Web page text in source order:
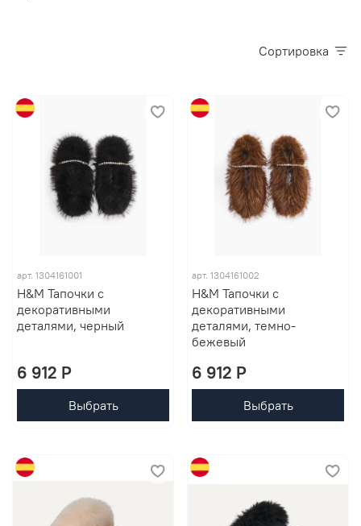
Сортировка
арт. 1304161001
H&M Тапочки с
декоративными
деталями, черный
6 912 P
Выбрать
арт. 1304161002
H&M Тапочки с
декоративными
деталями, темно-
бежевый
6 912 P
Выбрать